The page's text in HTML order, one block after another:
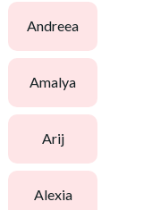
andreea
amalya
arij
alexia